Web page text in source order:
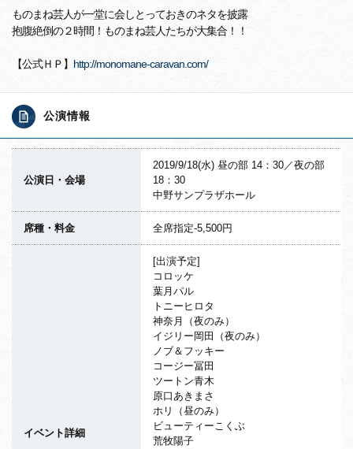
ものまね芸人が一堂に会しとっておきのネタを披露
抱腹絶倒の２時間！ものまね芸人たちが大集合！！
【公式ＨＰ】 http://monomane-caravan.com/
公演情報
公演日・会場
2019/9/18(水) 昼の部 14：30／夜の部
18：30
中野サンプラザホール
席種・料金 全席指定-5,500円
イベント詳細
[出演予定]
コロッケ
葉月パル
トニーヒロタ
神奈月（夜のみ）
イジリー岡田（夜のみ）
ノブ＆フッキー
コージー冨田
ツートン青木
原口あきまさ
ホリ（昼のみ）
ビューティーこくぶ
荒牧陽子